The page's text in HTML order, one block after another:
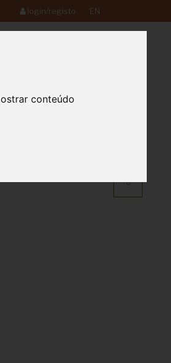
conteúdo
login/registo EN